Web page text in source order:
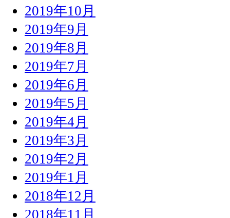
2019年10月
2019年9月
2019年8月
2019年7月
2019年6月
2019年5月
2019年4月
2019年3月
2019年2月
2019年1月
2018年12月
2018年11月